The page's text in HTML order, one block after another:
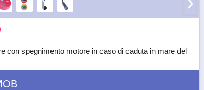
con spegnimento motore in caso di caduta in mare del